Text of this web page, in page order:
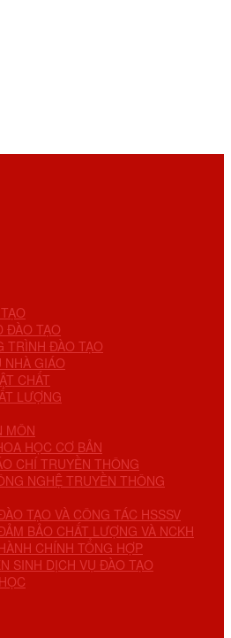
ĐÀO TẠO
TRÌNH ĐÀO TẠO
GIÁO
CHẤT
LƯỢNG
MÔN
HỌC CƠ BẢN
CHÍ TRUYỀN THÔNG
NGHỆ TRUYỀN THÔNG
TẠO VÀ CÔNG TÁC HSSSV
BẢO CHẤT LƯỢNG VÀ NCKH
CHÍNH TỔNG HỢP
SINH DỊCH VỤ ĐÀO TẠO